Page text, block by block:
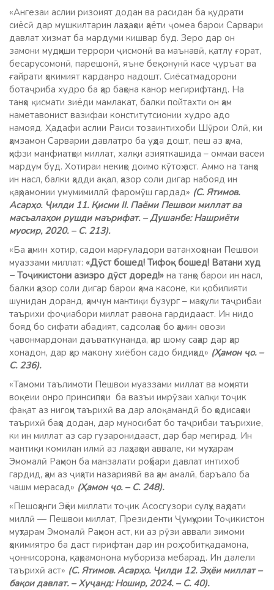
«Ангезаи аслии ризоият додан ва расидан ба қудрати
сиёсӣ дар мушкилтарин лаҳзаҳои ҳаёти ҷомеа барои Сарвари
давлат хизмат ба мардуми кишвар буд. Зеро дар он
замони мудҳиши террори ҷисмонӣ ва маънавӣ, қатлу ғорат,
бесарусомонӣ, парешонӣ, яъне беқонунӣ касе ҷуръат ва
ғайрати ҳокимият карданро надошт. Сиёсатмадорони
ботаҷриба худро ба ҳар баҳона канор мегирифтанд. На
танҳо қисмати зиёди мамлакат, балки пойтахти он ҳам
наметавонист вазифаи конститутсионии худро адо
намояд. Ҳадафи аслии Раиси тозаинтихоби Шӯрои Олӣ, ки
ҳамзамон Сарварии давлатро ба уҳда дошт, пеш аз ҳама,
ҳифзи манфиатҳои миллат, халқи азияткашида – оммаи васеи
мардум буд. Хотираи некиҳо доимо кӯтоҳ аст. Аммо на танҳо
ин насл, балки ҳадди ақал, ҳазор соли дигар набояд ин
қаҳрамонии умумимиллӣ фаромӯш гардад» (С. Ятимов.
Асарҳо. Ҷилди 11. Қисми II. Паёми Пешвои миллат ва
масъалаҳои рушди маърифат. – Душанбе: Нашриёти
муосир, 2020. – С. 213).
«Ба ҳамин хотир, садои марғуладори ватанхоҳонаи Пешвои
муаззами миллат: «Дӯст бошед! Тифоқ бошед! Ватани худ
− Тоҷикистони азизро дӯст доред!» на танҳо барои ин насл,
балки ҳазор соли дигар барои ҳама касоне, ки қобилияти
шунидан доранд, ҳамчун мантиқи бузург – маҳсули таҷрибаи
таърихи фоҷиабори миллат равона гардидааст. Ин нидо
бояд бо сифати абадият, садсолаҳо бо ҳамин овози
ҷавонмардонаи даъваткунанда, ҳар шому саҳар дар ҳар
хонадон, дар ҳар макону хиёбон садо бидиҳад» (Ҳамон ҷо. –
С. 236).
«Тамоми таълимоти Пешвои муаззами миллат ва моҳияти
воқеии онро принсипҳои ба вазъи имрӯзаи халқи тоҷик
фақат аз нигоҳи таърихӣ ва дар алоқамандӣ бо ҳодисаҳои
таърихӣ баҳо додан, дар муносибат бо таҷрибаи таърихие,
ки ин миллат аз сар гузаронидааст, дар бар мегирад. Ин
мантиқи комилан илмӣ аз лаҳзаҳои аввале, ки муҳтарам
Эмомалӣ Раҳмон ба манзалати роҳбари давлат интихоб
гардид, ҳам аз ҷиҳати назариявӣ ва ҳам амалӣ, баръало ба
чашм мерасад» (Ҳамон ҷо. – С. 248).
«Пешоҳанги Эҳёи миллати тоҷик Асосгузори сулҳу ваҳдати
миллӣ — Пешвои миллат, Президенти Ҷумҳурии Тоҷикистон
муҳтарам Эмомалӣ Раҳмон аст, ки аз рӯзи аввали зимоми
ҳокимиятро ба даст гирифтан дар ин роҳ собитқадамона,
ҷоннисорона, қаҳрамонона мубориза мебарад. Ин далели
таърихӣ аст» (С. Ятимов. Асарҳо. Ҷилди 12. Эҳёи миллат –
бақои давлат. – Хуҷанд: Ношир, 2024. – С. 40).